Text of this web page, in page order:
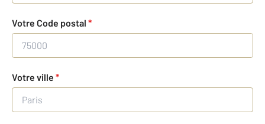
Votre Code postal *
Votre ville *